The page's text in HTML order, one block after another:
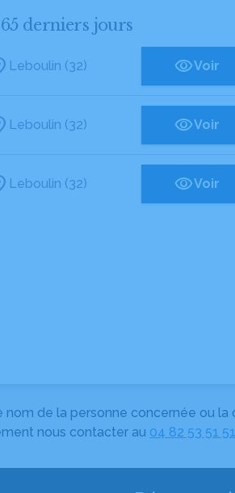
derniers jours
Leboulin (32) Voir
Leboulin (32) Voir
Leboulin (32) Voir
nom de la personne concernée ou
nous contacter au 04 82 53 51 51